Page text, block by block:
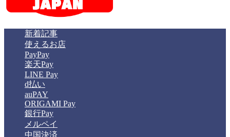
新着記事
使えるお店
PayPay
楽天Pay
LINE Pay
d払い
auPAY
ORIGAMI Pay
銀行Pay
メルペイ
中国決済